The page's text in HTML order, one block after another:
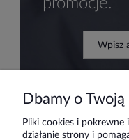
promocje.
Dbamy o
Pliki cookies i
działanie strony i